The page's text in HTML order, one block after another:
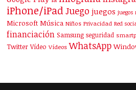
iPhone/iPad Juego juegos juegos
Microsoft Música Niños Privacidad Red
financiación Samsung seguridad
Twitter Vídeo Vídeos WhatsApp